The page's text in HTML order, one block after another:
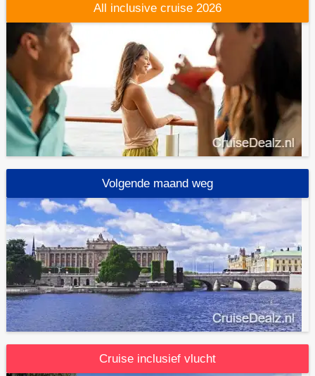
All inclusive cruise 2026
Volgende maand weg
Cruise inclusief vlucht